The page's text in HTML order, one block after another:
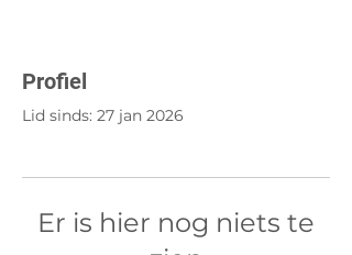
Profiel
Lid sinds: 27 jan 2026
Er is hier nog niets te